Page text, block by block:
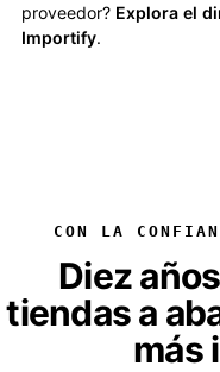
proveedor? Explora el
Importify.
CON LA
Diez
tiendas a
más